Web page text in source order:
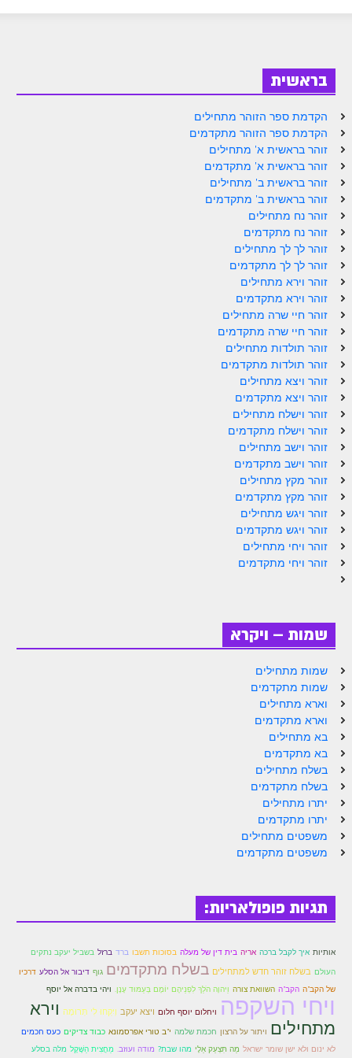
ספר הזוהר נח מתחילים
ספר הזוהר נח מתקדמים
ספר הזוהר לך לך מתחילים
ספר הזוהר לך לך מתקדמים
ספר הזוהר וירא מתחילים
ספר הזוהר וירא מתקדמים
ספר הזוהר חיי שרה מתחילים
ספר הזוהר חיי שרה מתקדמים
ספר הזוהר תולדות מתחילים
ספר הזוהר ויצא מתחילים
ספר הזוהר ויצא מתקדמים
ספר הזוהר וישלח מתחילים
הזוהר הקדוש וישלח מתקדמים
הזוהר הקדוש וישב מתחילים
הזוהר הקדוש וישב מתקדמים
הזוהר הקדוש מקץ מתחילים
הזוהר הקדוש ויגש מתקדמים
הזוהר הקדוש ויחי מתחילים
הזוהר הקדוש ויחי מתקדמים
ספר הזוהר – שמות
הזוהר הקדוש שמות מתחילים
הזוהר הקדוש שמות מתקדמים
הזוהר הקדוש וארא מתחילים
הזוהר הקדוש וארא מתקדמים
הזוהר הקדוש בא מתקדמים
הזוהר הקדוש בשלח מתקדמים
הזוהר הקדוש יתרו מתחילים
הזוהר הקדוש יתרו מתקדמים
משפטים מתחילים
בראשית
הקדמת ספר הזוהר מתחילים
הקדמת ספר הזוהר מתקדמים
זוהר בראשית א' מתחילים
זוהר בראשית א' מתקדמים
זוהר בראשית ב' מתחילים
זוהר בראשית ב' מתקדמים
זוהר נח מתחילים
זוהר נח מתקדמים
זוהר לך לך מתחילים
זוהר לך לך מתקדמים
זוהר וירא מתחילים
זוהר וירא מתקדמים
זוהר חיי שרה מתחילים
זוהר חיי שרה מתקדמים
זוהר תולדות מתחילים
זוהר תולדות מתקדמים
זוהר ויצא מתחילים
זוהר ויצא מתקדמים
זוהר וישלח מתחילים
זוהר וישלח מתקדמים
זוהר וישב מתחילים
זוהר וישב מתקדמים
זוהר מקץ מתחילים
זוהר מקץ מתקדמים
זוהר ויגש מתחילים
זוהר ויגש מתקדמים
זוהר ויחי מתחילים
זוהר ויחי מתקדמים
שמות – ויקרא
שמות מתחילים
שמות מתקדמים
וארא מתחילים
וארא מתקדמים
בא מתחילים
בא מתקדמים
בשלח מתחילים
בשלח מתקדמים
יתרו מתחילים
יתרו מתקדמים
משפטים מתחילים
משפטים מתקדמים
תגיות פופולאריות:
אותיות איך לקבל ברכה אריה בית דין של מעלה בסוכות תשבו ברד ברזל בשביל יעקב נתקים
העולם בשלח זוהר חדש למתחילים בשלח מתקדמים גוף דיבור אל הסלע דרכיו
של הקב"ה הקב"ה השוואת צורה וַיהוָה הֹלֵךְ לִפְנֵיהֶם יוֹמָם בְּעַמּוּד עָנָן. ויהי בדברה אל יוסף
ויחי השקפה ויחלום יוסף חלום ויצא יעקב וְיִקְחוּ לִי תְּרוּמָה וירא
מתחילים ויתור על הרצון חכמת שלמה י"ב טורי אפרסמונא כבוד צדיקים כעס חכמים
לא ינום ולא ישן שומר ישראל מַה תִּצְעַק אֵלָי מהו שבת? מודה ועוזב. מַחֲצִית הַשֶּׁקֶל מלה בסלע